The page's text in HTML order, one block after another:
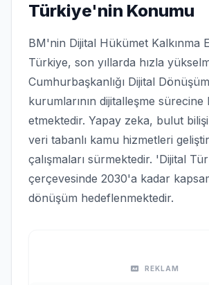
Türkiye'nin Konumu
BM'nin Dijital Hükümet Kalkınma
Türkiye, son yıllarda hızla
Cumhurbaşkanlığı Dijital
kurumlarının dijitalleşme sürecine
etmektedir. Yapay zeka, bulut
veri tabanlı kamu hizmetleri
çalışmaları sürmektedir. 'Dijital
çerçevesinde 2030'a kadar
dönüşüm hedeflenmektedir.
REKLAM